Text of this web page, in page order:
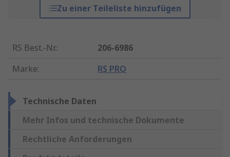
Zu einer Teileliste hinzufügen
RS Best.-Nr.:
206-6986
Marke: RS PRO
Technische Daten
Mehr Infos und technische Dokumente
Rechtliche Anforderungen